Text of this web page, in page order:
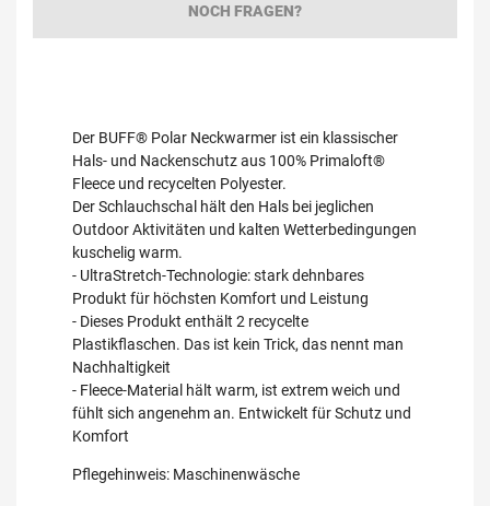
NOCH FRAGEN?
Der BUFF® Polar Neckwarmer ist ein klassischer
Hals- und Nackenschutz aus 100% Primaloft®
Fleece und recycelten Polyester.
Der Schlauchschal hält den Hals bei jeglichen
Outdoor Aktivitäten und kalten Wetterbedingungen
kuschelig warm.
- UltraStretch-Technologie: stark dehnbares
Produkt für höchsten Komfort und Leistung
- Dieses Produkt enthält 2 recycelte
Plastikflaschen. Das ist kein Trick, das nennt man
Nachhaltigkeit
- Fleece-Material hält warm, ist extrem weich und
fühlt sich angenehm an. Entwickelt für Schutz und
Komfort
Pflegehinweis: Maschinenwäsche